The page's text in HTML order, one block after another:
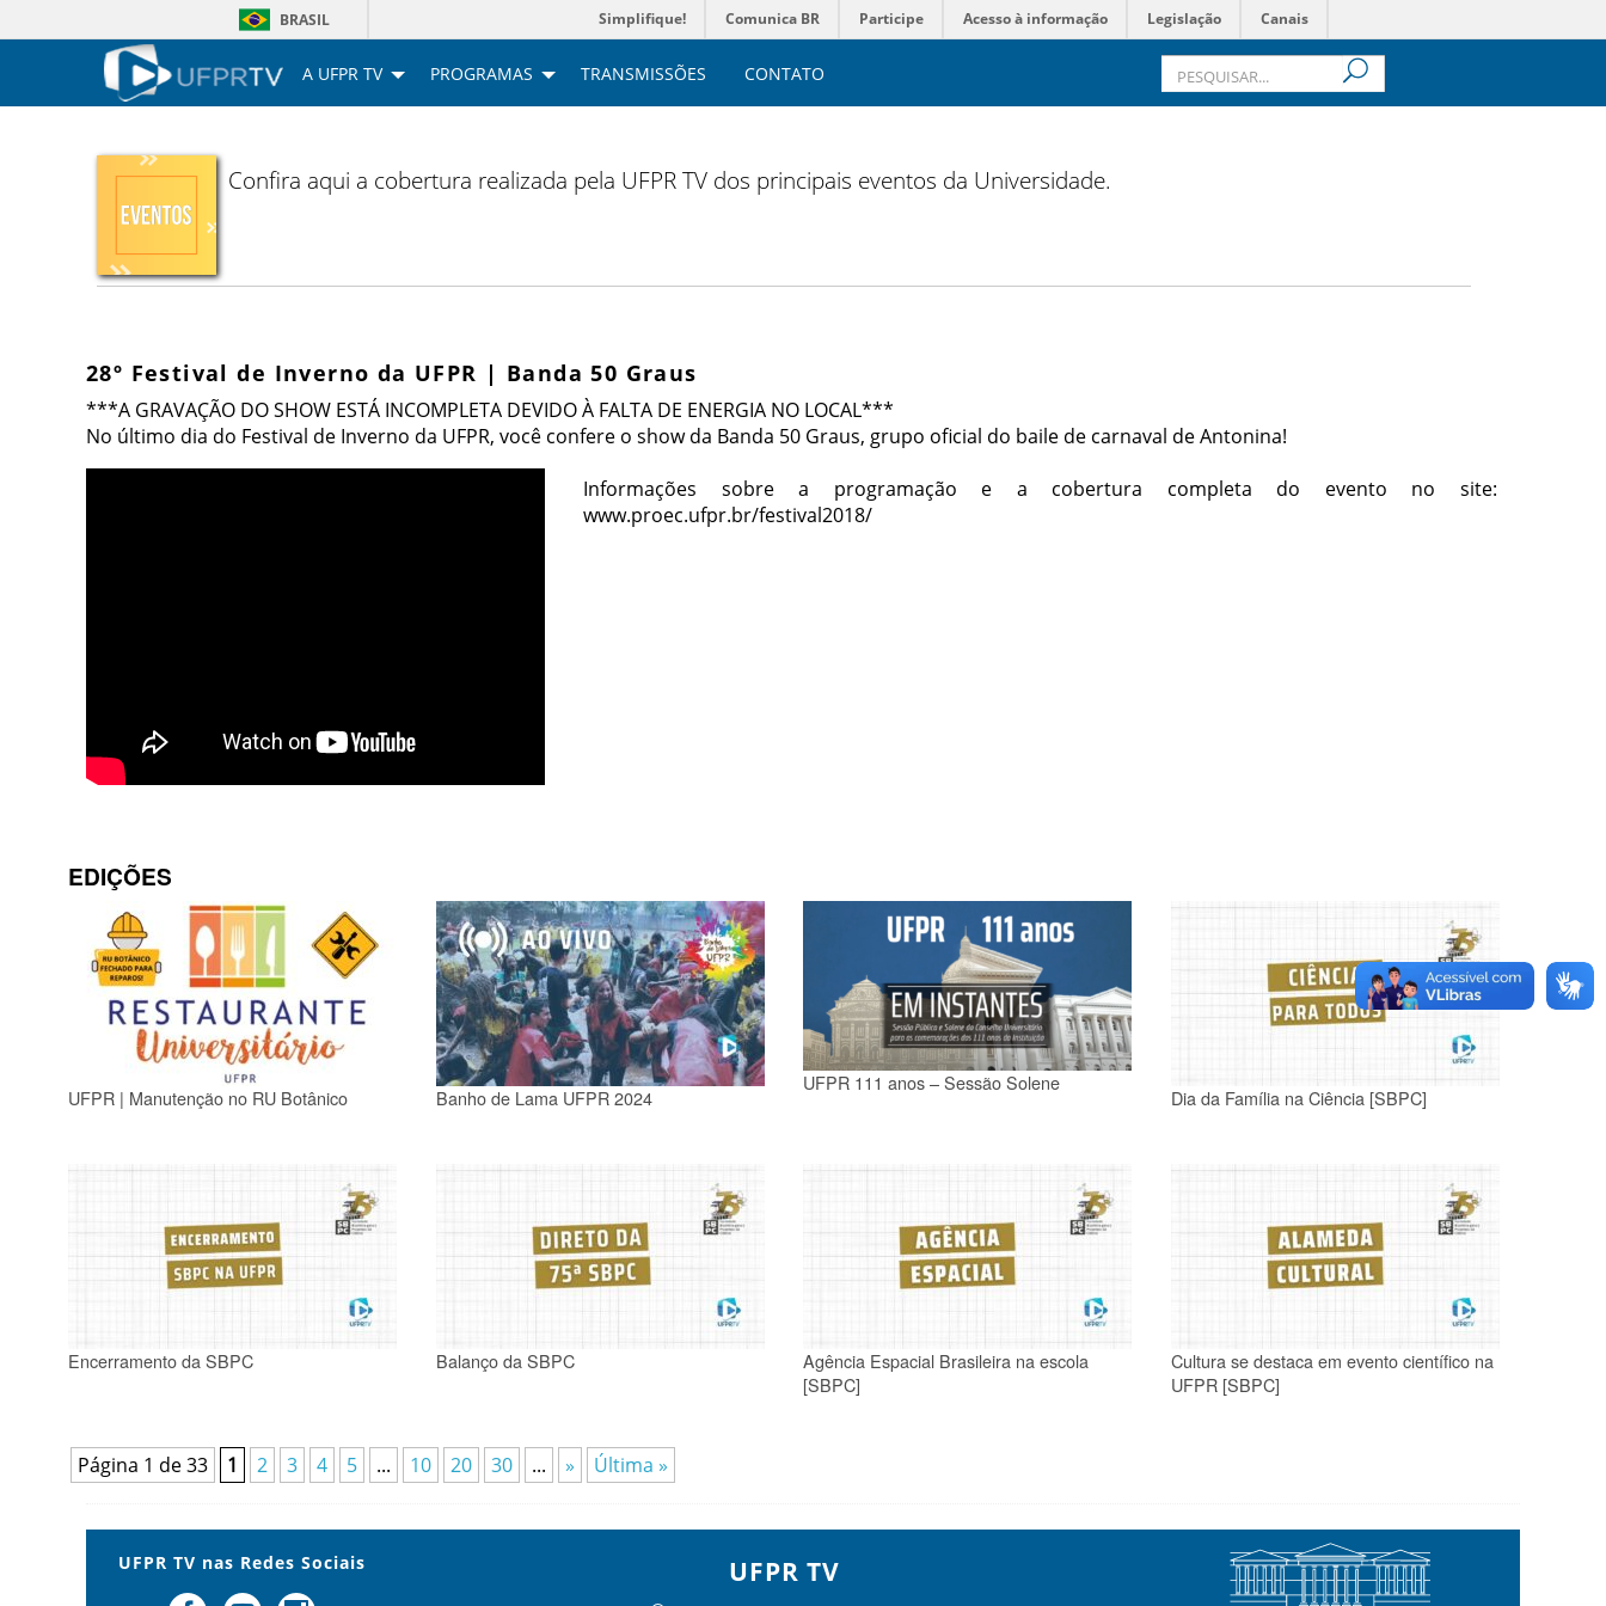
BRASIL Simplifique! Comunica BR Participe Acesso à informação Legislação Canais
A UFPR TV PROGRAMAS TRANSMISSÕES CONTATO
Confira aqui a cobertura realizada pela UFPR TV dos principais eventos da Universidade.
28º Festival de Inverno da UFPR | Banda 50 Graus
***A GRAVAÇÃO DO SHOW ESTÁ INCOMPLETA DEVIDO À FALTA DE ENERGIA NO LOCAL***
No último dia do Festival de Inverno da UFPR, você confere o show da Banda 50 Graus, grupo oficial do baile de carnaval de Antonina!
Informações sobre a programação e a cobertura completa do evento no site:
www.proec.ufpr.br/festival2018/
EDIÇÕES
UFPR | Manutenção no RU Botânico Banho de Lama UFPR 2024
UFPR 111 anos – Sessão Solene
Dia da Família na Ciência [SBPC]
Encerramento da SBPC Balanço da SBPC
Agência Espacial Brasileira na escola
[SBPC]
Cultura se destaca em evento científico na
UFPR [SBPC]
Página 1 de 33 1 2 3 4 5 ... 10 20 30 ... » Última »
UFPR TV nas Redes Sociais UFPR TV